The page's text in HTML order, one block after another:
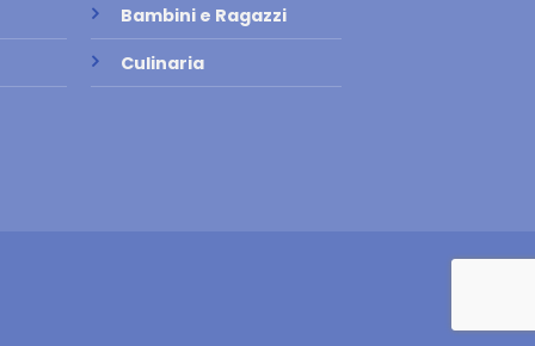
Bambini e Ragazzi
Culinaria